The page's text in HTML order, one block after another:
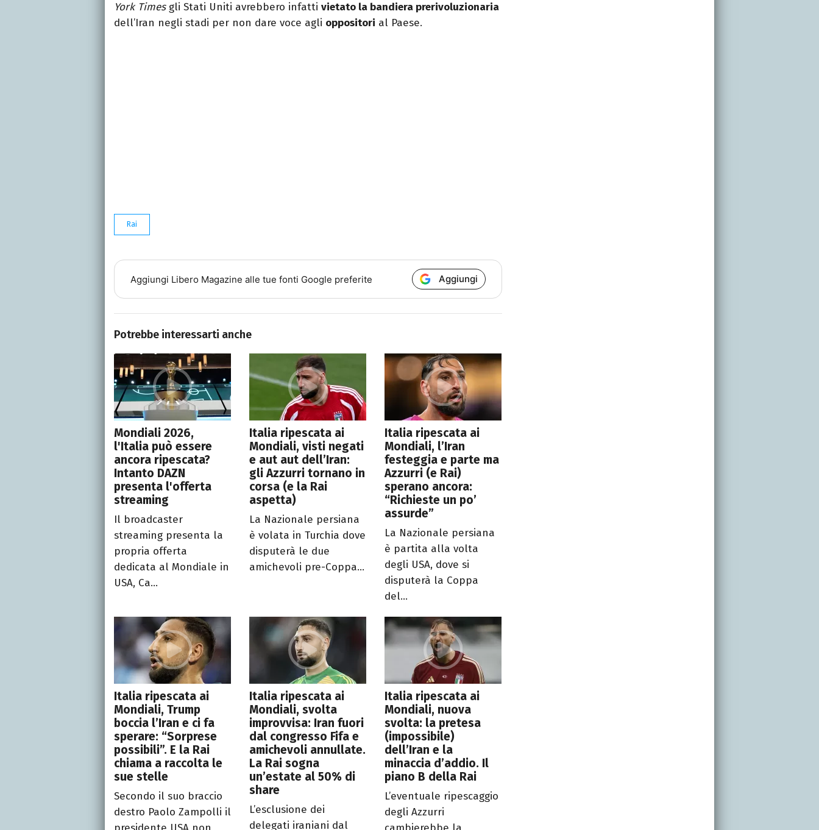
York Timesgli Stati Uniti avrebbero infatti vietato la bandiera prerivoluzionaria
dell’Iran negli stadi per non dare voce agli oppositori al Paese.
Rai
Aggiungi Libero Magazine alle tue fonti Google preferite Aggiungi
Potrebbe interessarti anche
Mondiali 2026,
l'Italia può essere
ancora ripescata?
Intanto DAZN
presenta l'offerta
streaming
Il broadcaster
streaming presenta la
propria offerta
dedicata al Mondiale in
USA, Ca...
Italia ripescata ai
Mondiali, visti negati
e aut aut dell’Iran:
gli Azzurri tornano in
corsa (e la Rai
aspetta)
La Nazionale persiana
è volata in Turchia dove
disputerà le due
amichevoli pre-Coppa...
Italia ripescata ai
Mondiali, l’Iran
festeggia e parte ma
Azzurri (e Rai)
sperano ancora:
“Richieste un po’
assurde”
La Nazionale persiana
è partita alla volta
degli USA, dove si
disputerà la Coppa
del...
Italia ripescata ai
Mondiali, Trump
boccia l’Iran e ci fa
sperare: “Sorprese
possibili”. E la Rai
chiama a raccolta le
sue stelle
Secondo il suo braccio
destro Paolo Zampolli il
Italia ripescata ai
Mondiali, svolta
improvvisa: Iran fuori
dal congresso Fifa e
amichevoli annullate.
La Rai sogna
un’estate al 50% di
share
L’esclusione dei
delegati iraniani dal
Italia ripescata ai
Mondiali, nuova
svolta: la pretesa
(impossibile)
dell’Iran e la
minaccia d’addio. Il
piano B della Rai
L’eventuale ripescaggio
degli Azzurri